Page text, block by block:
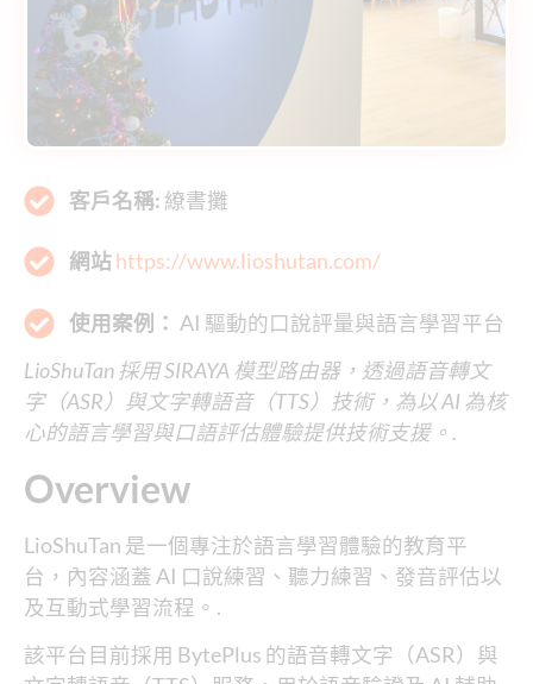
客戶名稱: 繚書攤
網站 https://www.lioshutan.com/
使用案例： AI 驅動的口說評量與語言學習平台
LioShuTan 採用 SIRAYA 模型路由器，透過語音轉文
字（ASR）與文字轉語音（TTS）技術，為以 AI 為核
心的語言學習與口語評估體驗提供技術支援。.
Overview
LioShuTan 是一個專注於語言學習體驗的教育平
台，內容涵蓋 AI 口說練習、聽力練習、發音評估以
及互動式學習流程。.
該平台目前採用 BytePlus 的語音轉文字（ASR）與